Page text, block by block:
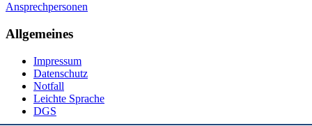
Ansprechpersonen
Allgemeines
Impressum
Datenschutz
Notfall
Leichte Sprache
DGS